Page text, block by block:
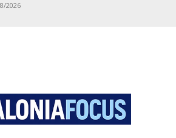
2026